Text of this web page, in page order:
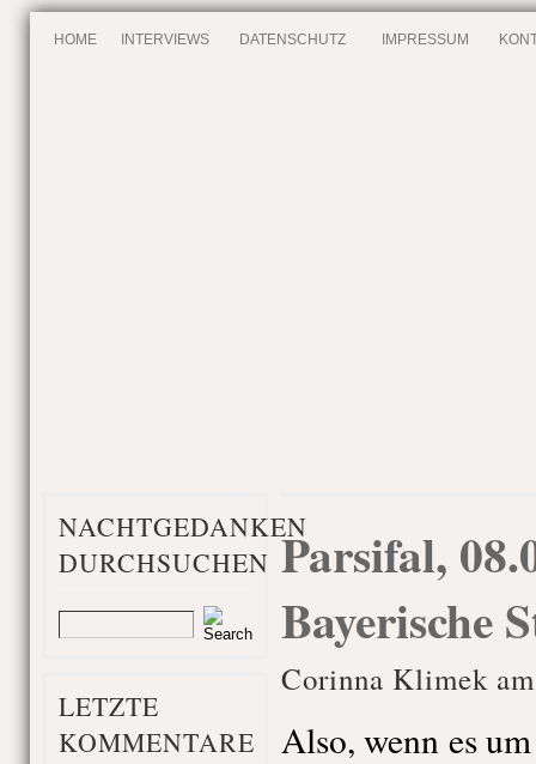
HOME INTERVIEWS DATENSCHUTZ IMPRESSUM
NACHTGEDANKEN
DURCHSUCHEN
LETZTE
KOMMENTARE
Parsifal,
Bayerische
Corinna Klimek
Also, wenn es